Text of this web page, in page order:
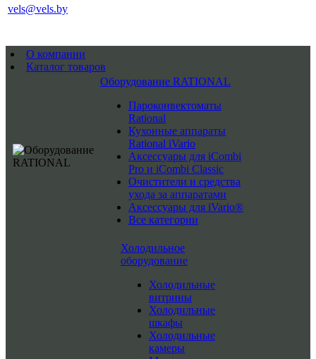
vels@vels.by
О компании
Каталог товаров
Оборудование RATIONAL
Пароконвектоматы
Rational
Кухонные аппараты
Rational iVario
Аксессуары для iCombi
Pro и iCombi Classic
Очистители и средства
ухода за аппаратами
Аксессуары для iVario®
Все категории
Холодильное
оборудование
Холодильные
витрины
Холодильные
шкафы
Холодильные
камеры